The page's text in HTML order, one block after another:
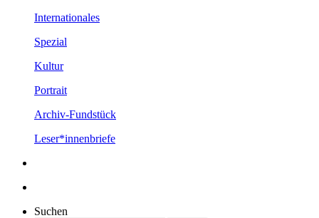
Internationales
Spezial
Kultur
Portrait
Archiv-Fundstück
Leser*innenbriefe
Suchen